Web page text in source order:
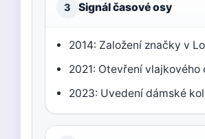
3 Signál časové osy
2014: Založení značky v
2021: Otevření
2023: Uvedení dámské